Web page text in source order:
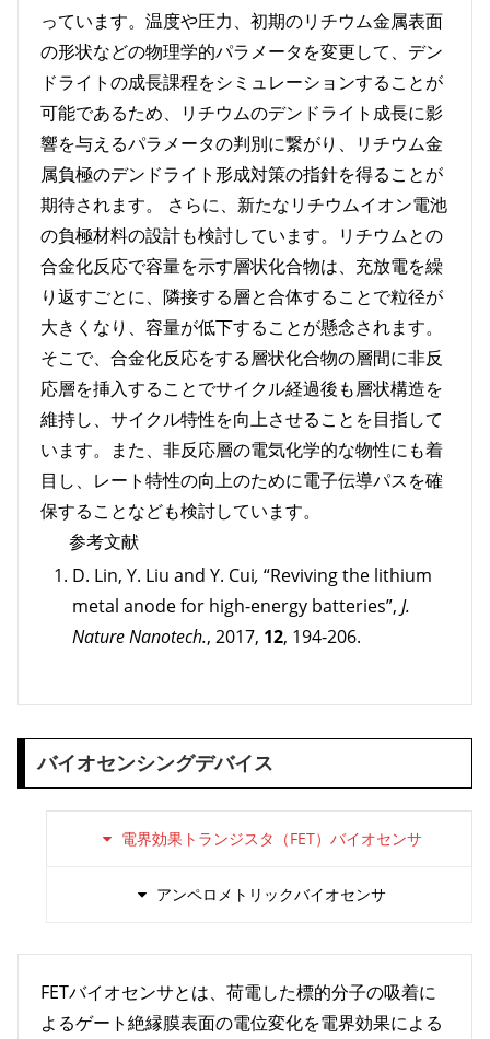
っています。温度や圧力、初期のリチウム金属表面
の形状などの物理学的パラメータを変更して、デン
ドライトの成長課程をシミュレーションすることが
可能であるため、リチウムのデンドライト成長に影
響を与えるパラメータの判別に繋がり、リチウム金
属負極のデンドライト形成対策の指針を得ることが
期待されます。 さらに、新たなリチウムイオン電池
の負極材料の設計も検討しています。リチウムとの
合金化反応で容量を示す層状化合物は、充放電を繰
り返すごとに、隣接する層と合体することで粒径が
大きくなり、容量が低下することが懸念されます。
そこで、合金化反応をする層状化合物の層間に非反
応層を挿入することでサイクル経過後も層状構造を
維持し、サイクル特性を向上させることを目指して
います。また、非反応層の電気化学的な物性にも着
目し、レート特性の向上のために電子伝導パスを確
保することなども検討しています。
参考文献
D. Lin, Y. Liu and Y. Cui, “Reviving the lithium
metal anode for high-energy batteries”,J.
Nature Nanotech., 2017, 12, 194-206.
バイオセンシングデバイス
電界効果トランジスタ（FET）バイオセンサ
アンペロメトリックバイオセンサ
FETバイオセンサとは、荷電した標的分子の吸着に
よるゲート絶縁膜表面の電位変化を電界効果による